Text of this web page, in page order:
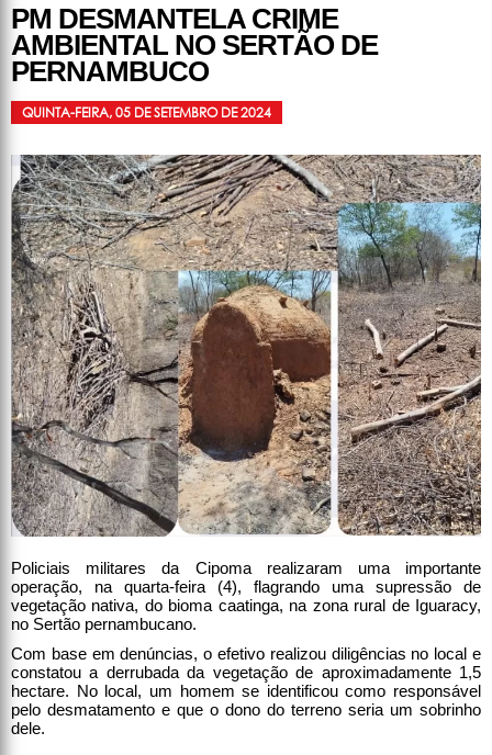
PM DESMANTELA CRIME
AMBIENTAL NO SERTÃO DE
PERNAMBUCO
QUINTA-FEIRA, 05 DE SETEMBRO DE 2024
Policiais militares da Cipoma realizaram uma importante
operação, na quarta-feira (4), flagrando uma supressão de
vegetação nativa, do bioma caatinga, na zona rural de Iguaracy,
no Sertão pernambucano.
Com base em denúncias, o efetivo realizou diligências no local e
constatou a derrubada da vegetação de aproximadamente 1,5
hectare. No local, um homem se identificou como responsável
pelo desmatamento e que o dono do terreno seria um sobrinho
dele.